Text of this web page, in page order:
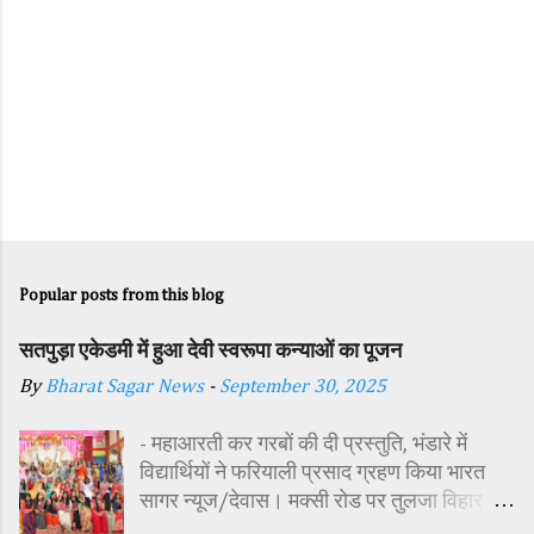
Popular posts from this blog
सतपुड़ा एकेडमी में हुआ देवी स्वरूपा कन्याओं का पूजन
ByBharat Sagar News - September 30, 2025
- महाआरती कर गरबों की दी प्रस्तुति, भंडारे में
विद्यार्थियों ने फरियाली प्रसाद ग्रहण किया भारत
सागर न्यूज/देवास। मक्सी रोड पर तुलजा विहार